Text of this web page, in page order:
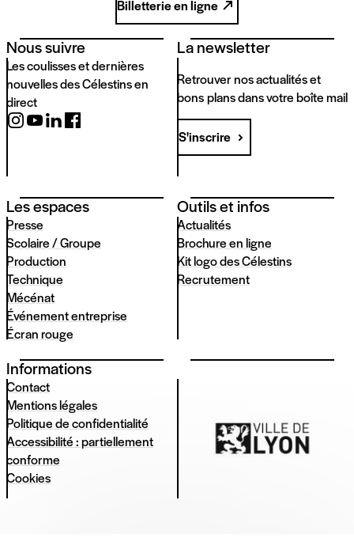
Billetterie en ligne
Nous suivre
Les coulisses et dernières
nouvelles des Célestins en
direct
La newsletter
Retrouver nos actualités et
bons plans dans votre boîte mail
S'inscrire
Les espaces
Presse
Scolaire / Groupe
Production
Technique
Mécénat
Événement entreprise
Écran rouge
Outils et infos
Actualités
Brochure en ligne
Kit logo des Célestins
Recrutement
Informations
Contact
Mentions légales
Politique de confidentialité
Accessibilité : partiellement
conforme
Cookies